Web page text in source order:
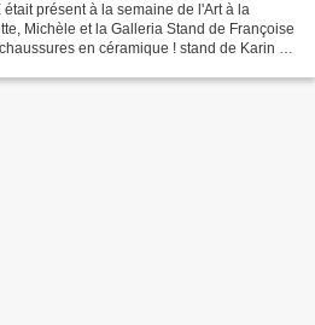
présent à la semaine de l'Art à la
Michèle et la Galleria Stand de Françoise
en céramique ! stand de Karin le